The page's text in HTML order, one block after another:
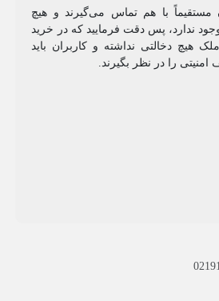
با هم تماس می‌گیرند و هیچ
پس دقت فرمایید که در خرید
نداشته و کاربران باید
در نظر بگیرند.